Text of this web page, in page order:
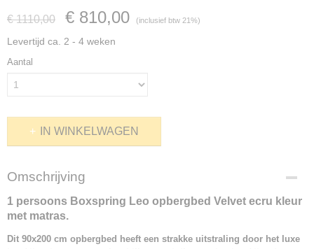
€ 1110,00 € 810,00 (inclusief btw 21%)
Levertijd ca. 2 - 4 weken
Aantal
IN WINKELWAGEN
Omschrijving
1 persoons Boxspring Leo opbergbed Velvet ecru kleur
met matras.
Dit 90x200 cm opbergbed heeft een strakke uitstraling door het luxe